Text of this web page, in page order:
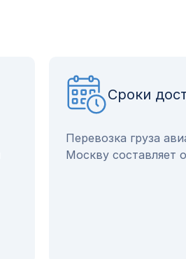
Сроки
Перевозка груза
Москву составляет